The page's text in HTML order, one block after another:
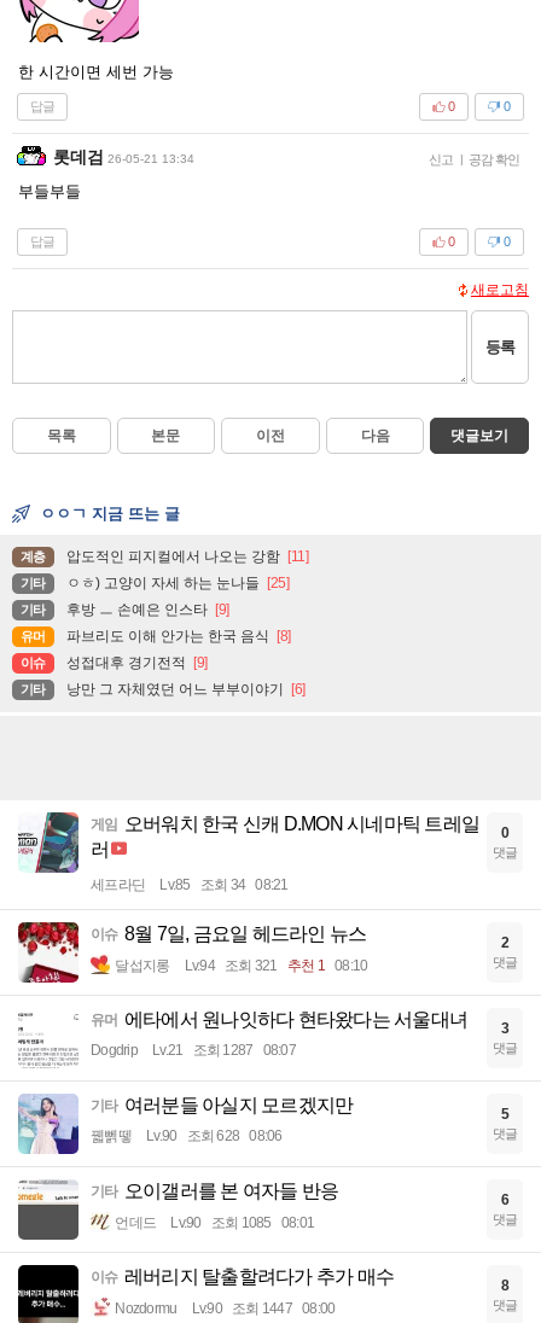
한 시간이면 세번 가능
답글 0
0
롯데검 26-05-21 13:34 신고 | 공감 확인
부들부들
답글 0
0
새로고침
등록
목록 본문 이전 다음 댓글보기
ㅇㅇㄱ 지금 뜨는 글
계층 압도적인 피지컬에서 나오는 강함 [11]
기타 ㅇㅎ) 고양이 자세 하는 눈나들 [25]
기타 후방 ㅡ 손예은 인스타 [9]
유머 파브리도 이해 안가는 한국 음식 [8]
이슈 성접대후 경기전적 [9]
기타 낭만 그 자체였던 어느 부부이야기 [6]
게임 오버워치 한국 신캐 D.MON 시네마틱 트레일
러
세프라딘 Lv.85 조회 34 08:21
0
댓글
이슈 8월 7일, 금요일 헤드라인 뉴스
달섭지롱 Lv.94 조회 321 추천 1 08:10
2
댓글
유머 에타에서 원나잇하다 현타왔다는 서울대녀
Dogdrip Lv.21 조회 1287 08:07
3
댓글
기타 여러분들 아실지 모르겠지만
꿻뻵뗗 Lv.90 조회 628 08:06
5
댓글
기타 오이갤러를 본 여자들 반응
언데드 Lv.90 조회 1085 08:01
6
댓글
이슈 레버리지 탈출할려다가 추가 매수
Nozdormu Lv.90 조회 1447 08:00
8
댓글